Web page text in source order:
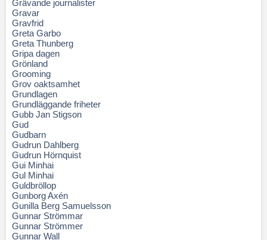
Grävande journalister
Gravar
Gravfrid
Greta Garbo
Greta Thunberg
Gripa dagen
Grönland
Grooming
Grov oaktsamhet
Grundlagen
Grundläggande friheter
Gubb Jan Stigson
Gud
Gudbarn
Gudrun Dahlberg
Gudrun Hörnquist
Gui Minhai
Gul Minhai
Guldbröllop
Gunborg Axén
Gunilla Berg Samuelsson
Gunnar Strömmar
Gunnar Strömmer
Gunnar Wall